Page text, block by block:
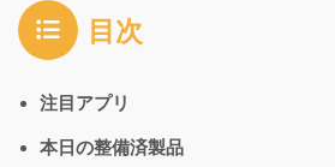
目次
注目アプリ
本日の整備済製品